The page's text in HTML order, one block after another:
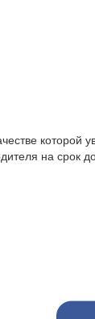
которой
на срок